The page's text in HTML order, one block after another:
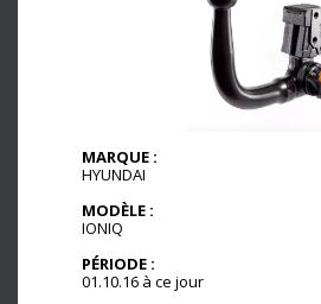
MARQUE :
HYUNDAI
MODÈLE :
IONIQ
PÉRIODE :
01.10.16 à ce jour